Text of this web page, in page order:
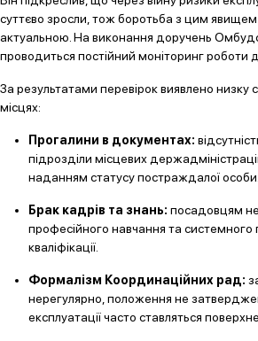
суттєво зросли, тож боротьба з цим
актуальною. На виконання доручень
проводиться постійний моніторинг роботи
За результатами перевірок виявлено
місцях:
Прогалини в документах:
підрозділи місцевих
наданням статусу постраждалої особи.
Брак кадрів та знань: посадовцям
професійного навчання та системного
кваліфікації.
Формалізм Координаційних рад:
нерегулярно, положення не
експлуатації часто ставляться